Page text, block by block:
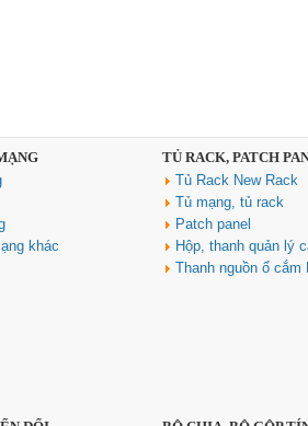
khác
TỦ RACK, PATCH
Tủ Rack New Rack
Tủ mạng, tủ rack
Patch panel
Hộp, thanh quản lý
Thanh nguồn ổ cắm